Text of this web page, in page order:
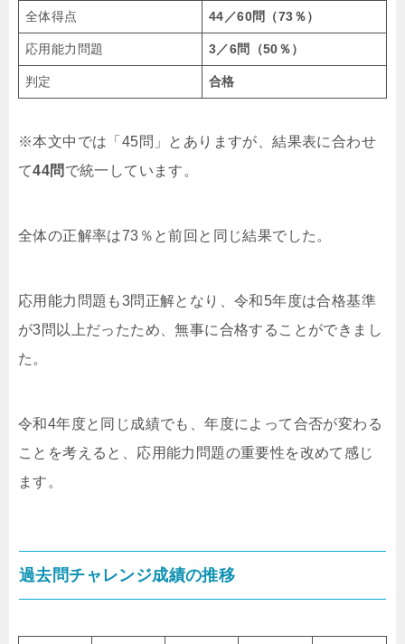
全体得点 44／60問（73％）
応用能力問題 3／6問（50％）
判定 合格
※本文中では「45問」とありますが、結果表に合わせ
て44問 で統一しています。
全体の正解率は73％と前回と同じ結果でした。
応用能力問題も3問正解となり、令和5年度は合格基準
が3問以上だったため、無事に合格することができまし
た。
令和4年度と同じ成績でも、年度によって合否が変わる
ことを考えると、応用能力問題の重要性を改めて感じ
ます。
過去問チャレンジ成績の推移